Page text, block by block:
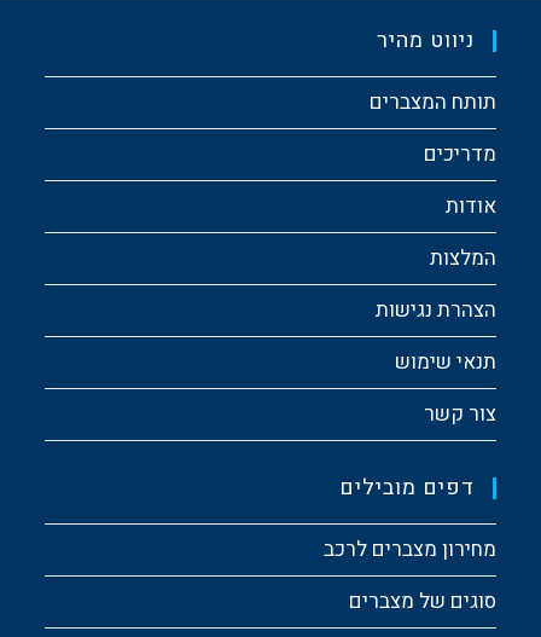
ניווט מהיר
תותח המצברים
מדריכים
אודות
המלצות
הצהרת נגישות
תנאי שימוש
צור קשר
דפים מובילים
מחירון מצברים לרכב
סוגים של מצברים